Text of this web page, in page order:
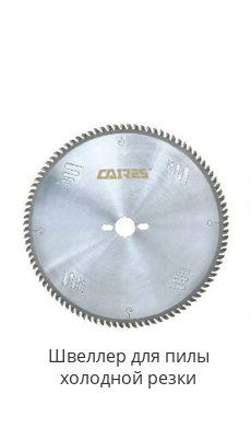
Швеллер для пилы
холодной резки